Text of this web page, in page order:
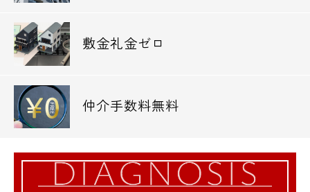
敷金礼金ゼロ
仲介手数料無料